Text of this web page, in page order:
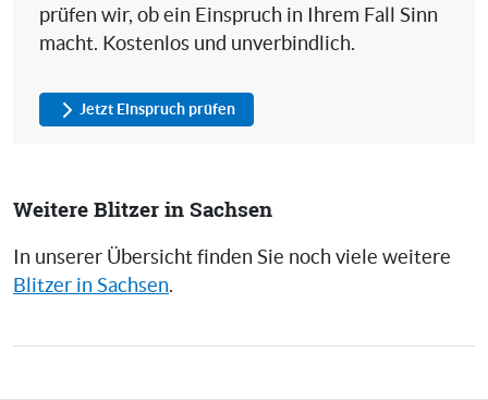
prüfen wir, ob ein Einspruch in Ihrem Fall Sinn
macht. Kostenlos und unverbindlich.
Jetzt Einspruch prüfen
Weitere Blitzer in Sachsen
In unserer Übersicht finden Sie noch viele weitere
Blitzer in Sachsen.